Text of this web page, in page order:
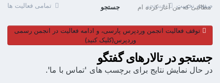
مطالبی که من آغاز کرده ام جستجو تمامی فعالیت ها صفحه نخست جستجو
توقف فعالیت انجمن وردپرس پارسی، و ادامه فعالیت در انجمن رسمی
وردپرس(کلیک کنید)
جستجو در تالارهای گفتگو
در حال نمایش نتایج برای برچسب های 'تماس با ما'.